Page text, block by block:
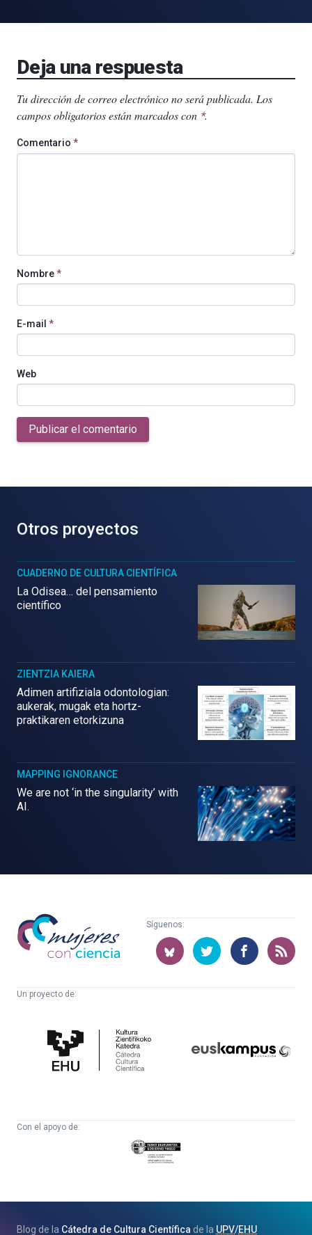
Deja una respuesta
Tu dirección de correo electrónico no será publicada. Los
campos obligatorios están marcados con *.
Comentario *
Nombre*
E-mail *
Web
Publicar el comentario
Otros proyectos
CUADERNO DE CULTURA CIENTÍFICA
La Odisea… del pensamiento
científico
ZIENTZIA KAIERA
Adimen artifiziala odontologian:
aukerak, mugak eta hortz-
praktikaren etorkizuna
MAPPING IGNORANCE
We are not ‘in the singularity’ with
AI.
Mujeres
con
ciencia
Síguenos:
Un proyecto de:
Cultura
Científica
Con el apoyo de:
Eusko
Jaurlaritza
eta
Blog de la Cátedra de Cultura Científica de la UPV/EHU